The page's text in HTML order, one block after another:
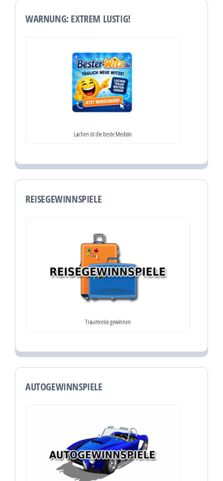
WARNUNG: EXTREM LUSTIG!
Lachen ist die beste Medizin
REISEGEWINNSPIELE
Traumreise gewinnen
AUTOGEWINNSPIELE